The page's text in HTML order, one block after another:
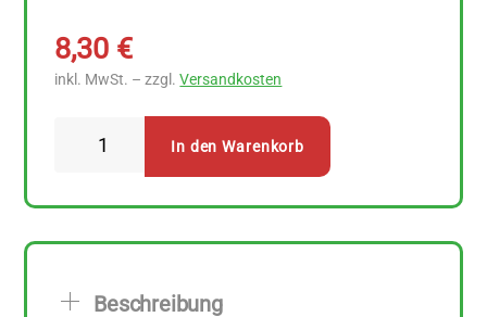
8,30 €
inkl. MwSt. – zzgl.Versandkosten
In den Warenkorb
Beschreibung